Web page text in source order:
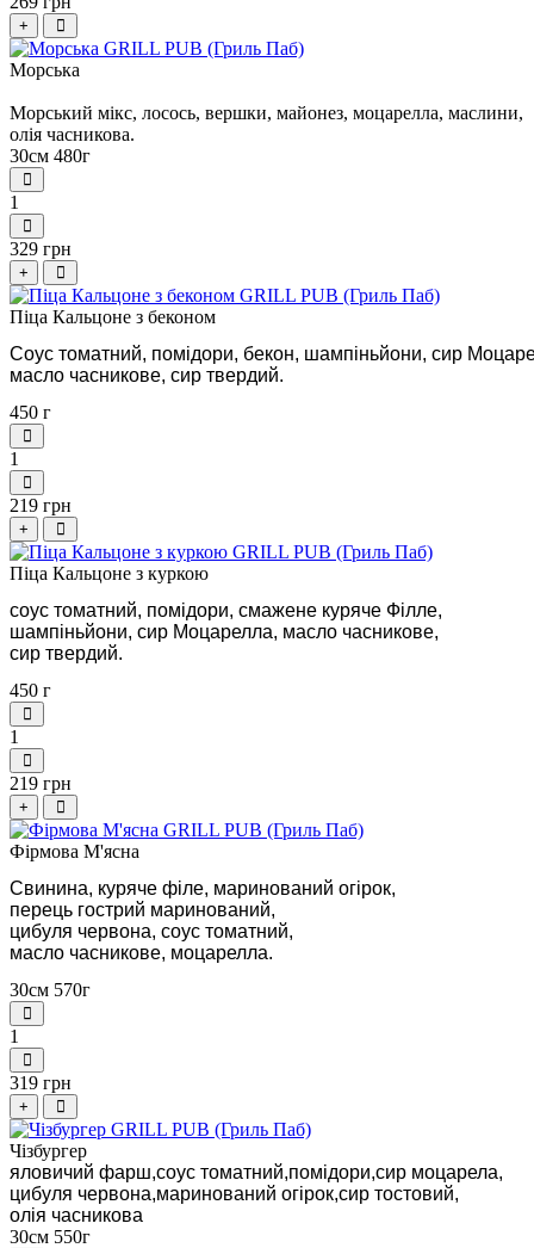
+
Морська
Морський мікс, лосось, вершки, майонез, моцарелла, маслини,
олія часникова.
30см 480г
1
329 грн
+
Піца Кальцоне з беконом
Соус томатний, помідори, бекон, шампіньйони, сир
масло часникове, сир твердий.
450 г
1
219 грн
+
Піца Кальцоне з куркою
соус томатний, помідори, смажене куряче Філле,
шампіньйони, сир Моцарелла, масло часникове,
сир твердий.
450 г
1
219 грн
+
Фірмова М'ясна
Свинина, куряче філе, маринований огірок,
перець гострий маринований,
цибуля червона, соус томатний,
масло часникове, моцарелла.
30см 570г
1
319 грн
+
Чізбургер
яловичий фарш,соус томатний,помідори,сир моцарела,
цибуля червона,маринований огірок,сир тостовий,
олія часникова
30см 550г